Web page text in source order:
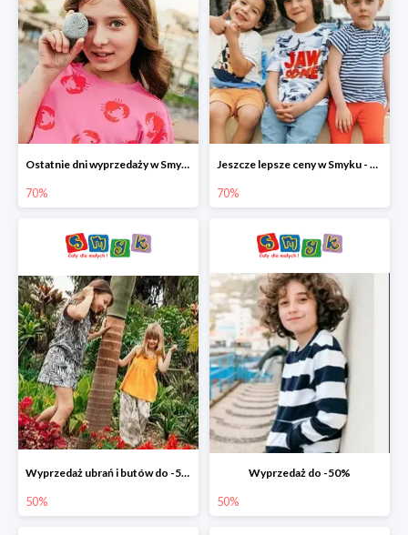
Ostatnie dni wyprzedaży w Smyku - ubrania i buty do -70%
70%
Jeszcze lepsze ceny w Smyku - ubrania i buty do -70%
70%
Wyprzedaż ubrań i butów do -50%
50%
Wyprzedaż do -50%
50%